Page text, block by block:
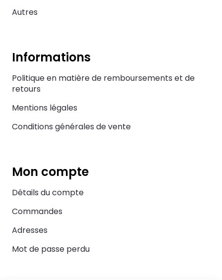
Autres
Informations
Politique en matière de remboursements et de
retours
Mentions légales
Conditions générales de vente
Mon compte
Détails du compte
Commandes
Adresses
Mot de passe perdu